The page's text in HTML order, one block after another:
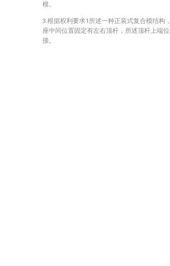
模。
3.根据权利要求1所述一种正装式复合模结构
座中间位置固定有左右顶杆，所述顶杆上端
接。